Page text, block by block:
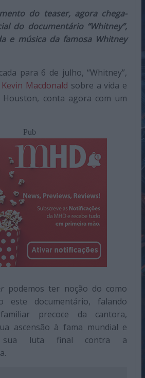
do teaser, agora chega-
do documentário “Whitney”,
e música da famosa Whitney
para 6 de julho, “Whitney”,
Kevin Macdonald sobre a vida e
conta agora com um
Pub
podemos ter noção do como
este documentário, falando
precoce da cantora,
ascensão à fama mundial e
luta final contra a